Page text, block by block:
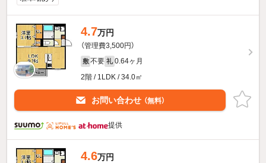
4.7万円
（管理費3,500円）
敷 不要 礼 0.64ヶ月
2階 / 1LDK / 34.0㎡
お問い合わせ （無料）
提供
4.6万円